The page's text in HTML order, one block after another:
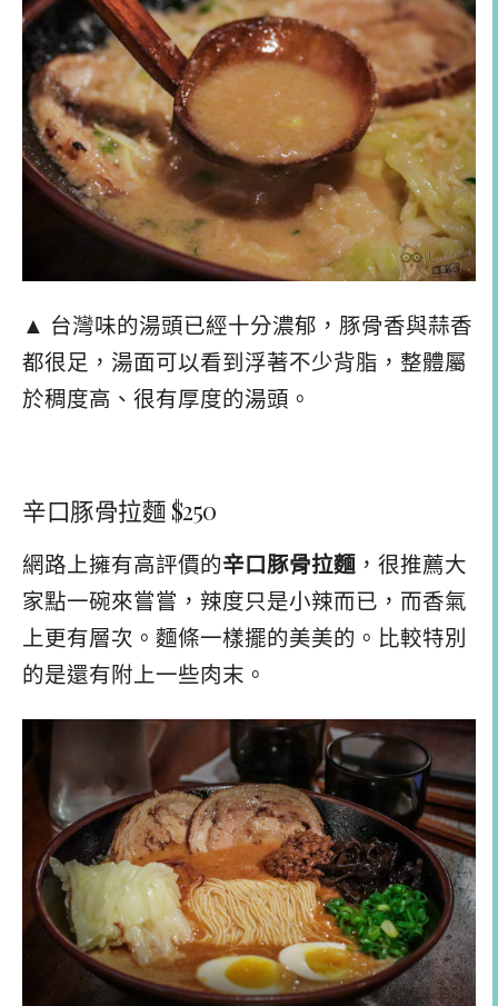
▲ 台灣味的湯頭已經十分濃郁，豚骨香與蒜香
都很足，湯面可以看到浮著不少背脂，整體屬
於稠度高、很有厚度的湯頭。
辛口豚骨拉麵 $250
網路上擁有高評價的辛口豚骨拉麵 ，很推薦大
家點一碗來嘗嘗，辣度只是小辣而已，而香氣
上更有層次。麵條一樣擺的美美的。比較特別
的是還有附上一些肉末。